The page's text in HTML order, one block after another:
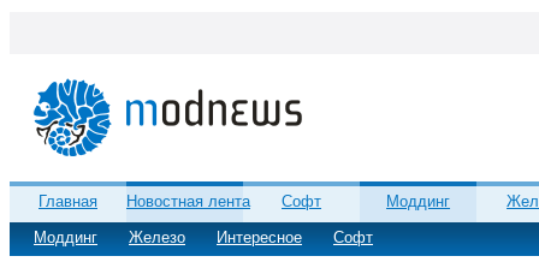
Главная
Новостная лента
Моддинг
Железо Интересное Софт
Софт Моддинг